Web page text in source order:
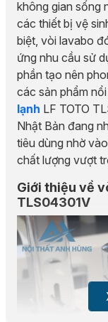
không gian sống
các thiết bị vệ
biệt, vòi lavabo
ứng nhu cầu sử
phần tạo nên
các sản phẩm
lạnh LF TOTO
Nhật Bản đang
tiêu dùng nhờ
chất lượng vượt
Giới thiệu về
TLS04301V